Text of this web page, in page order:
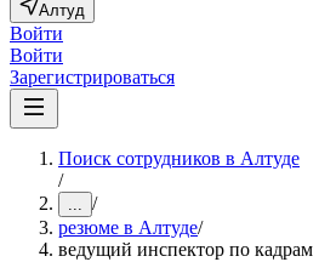
Алтуд
Войти
Войти
Зарегистрироваться
Поиск сотрудников в Алтуде
/
... /
резюме в Алтуде/
ведущий инспектор по кадрам